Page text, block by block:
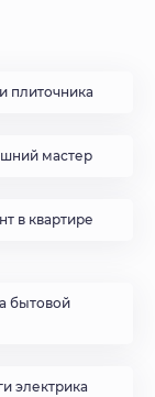
плиточника
мастер
в квартире
бытовой
электрика